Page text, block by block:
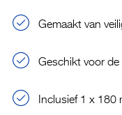
Gemaakt van
Geschikt voor
Inclusief 1 x 180